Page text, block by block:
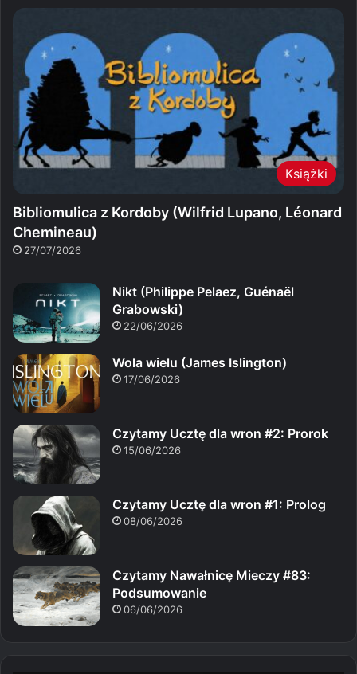
Książki
Bibliomulica z Kordoby (Wilfrid Lupano, Léonard
Chemineau)
27/07/2026
Nikt (Philippe Pelaez, Guénaël
Grabowski)
22/06/2026
Wola wielu (James Islington)
17/06/2026
Czytamy Ucztę dla wron #2: Prorok
15/06/2026
Czytamy Ucztę dla wron #1: Prolog
08/06/2026
Czytamy Nawałnicę Mieczy #83:
Podsumowanie
06/06/2026